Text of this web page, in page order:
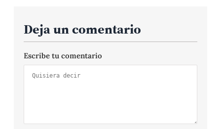
Deja un comentario
Escribe tu comentario